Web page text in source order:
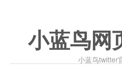
小蓝鸟网
小蓝鸟twitter